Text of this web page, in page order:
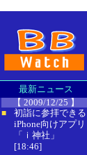
最新ニュース
【 2009/12/25 】
■
初詣に参拝できる
iPhone向けアプリ
「ｉ神社」
[18:46]